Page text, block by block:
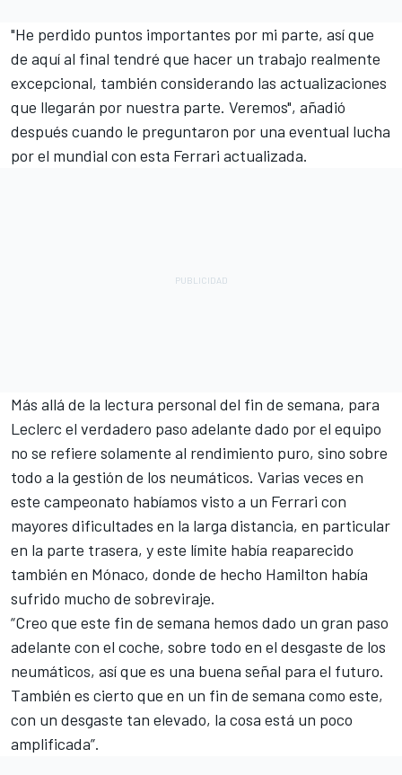
"He perdido puntos importantes por mi parte, así que
de aquí al final tendré que hacer un trabajo realmente
excepcional, también considerando las actualizaciones
que llegarán por nuestra parte. Veremos", añadió
después cuando le preguntaron por una eventual lucha
por el mundial con esta Ferrari actualizada.
Más allá de la lectura personal del fin de semana, para
Leclerc el verdadero paso adelante dado por el equipo
no se refiere solamente al rendimiento puro, sino sobre
todo a la gestión de los neumáticos. Varias veces en
este campeonato habíamos visto a un Ferrari con
mayores dificultades en la larga distancia, en particular
en la parte trasera, y este límite había reaparecido
también en Mónaco, donde de hecho Hamilton había
sufrido mucho de sobreviraje.
“Creo que este fin de semana hemos dado un gran paso
adelante con el coche, sobre todo en el desgaste de los
neumáticos, así que es una buena señal para el futuro.
También es cierto que en un fin de semana como este,
con un desgaste tan elevado, la cosa está un poco
amplificada”.